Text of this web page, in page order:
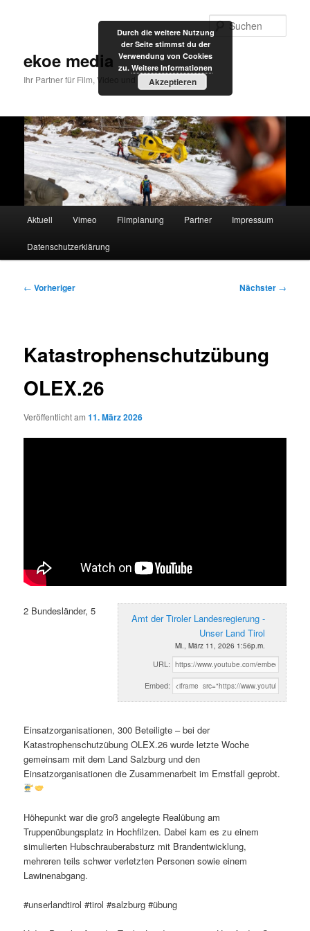
ekoe media
Ihr Partner für Film, Video und Internet
Aktuell Vimeo Filmplanung Partner Impressum
Datenschutzerklärung
Beitragsnavigation
← Vorheriger Nächster →
Katastrophenschutzübung
OLEX.26
Veröffentlicht am11. März 2026
Amt der Tiroler Landesregierung -
Unser Land Tirol
Mi., März 11, 2026 1:56p.m.
URL:
Embed:
2 Bundesländer, 5
Einsatzorganisationen, 300 Beteiligte – bei der
Katastrophenschutzübung OLEX.26 wurde letzte Woche
gemeinsam mit dem Land Salzburg und den
Einsatzorganisationen die Zusammenarbeit im Ernstfall geprobt.
Höhepunkt war die groß angelegte Realübung am
Truppenübungsplatz in Hochfilzen. Dabei kam es zu einem
simulierten Hubschrauberabsturz mit Brandentwicklung,
mehreren teils schwer verletzten Personen sowie einem
Lawinenabgang.
#unserlandtirol #tirol #salzburg #übung
Durch die weitere Nutzung
der Seite stimmst du der
Verwendung von Cookies
zu. Weitere Informationen
Akzeptieren